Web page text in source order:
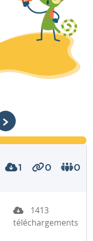
1 0 0
1413
téléchargements